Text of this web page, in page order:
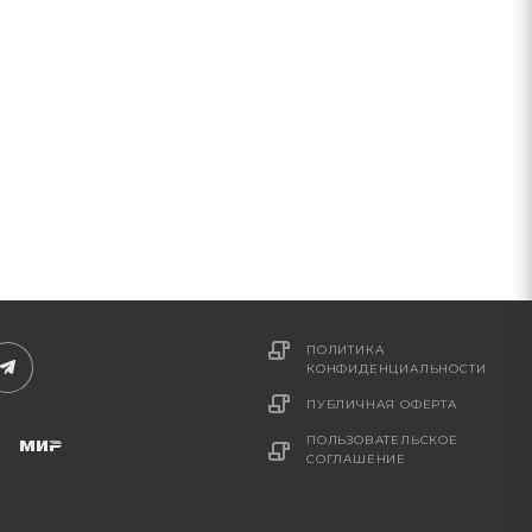
ПОЛИТИКА
КОНФИДЕНЦИАЛЬНОСТИ
ПУБЛИЧНАЯ ОФЕРТА
ПОЛЬЗОВАТЕЛЬСКОЕ
СОГЛАШЕНИЕ